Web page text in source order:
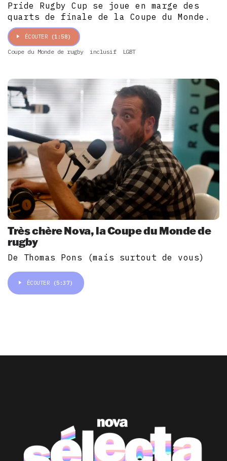
Pride Rugby Cup se joue en marge des
quarts de finale de la Coupe du Monde.
ÉCOUTER (1:58)
Coupe du Monde de rugby inclusif LGBT
Très chère Nova, la Coupe du Monde de
rugby
De Thomas Pons (mais surtout de vous)
ÉCOUTER (5:37)